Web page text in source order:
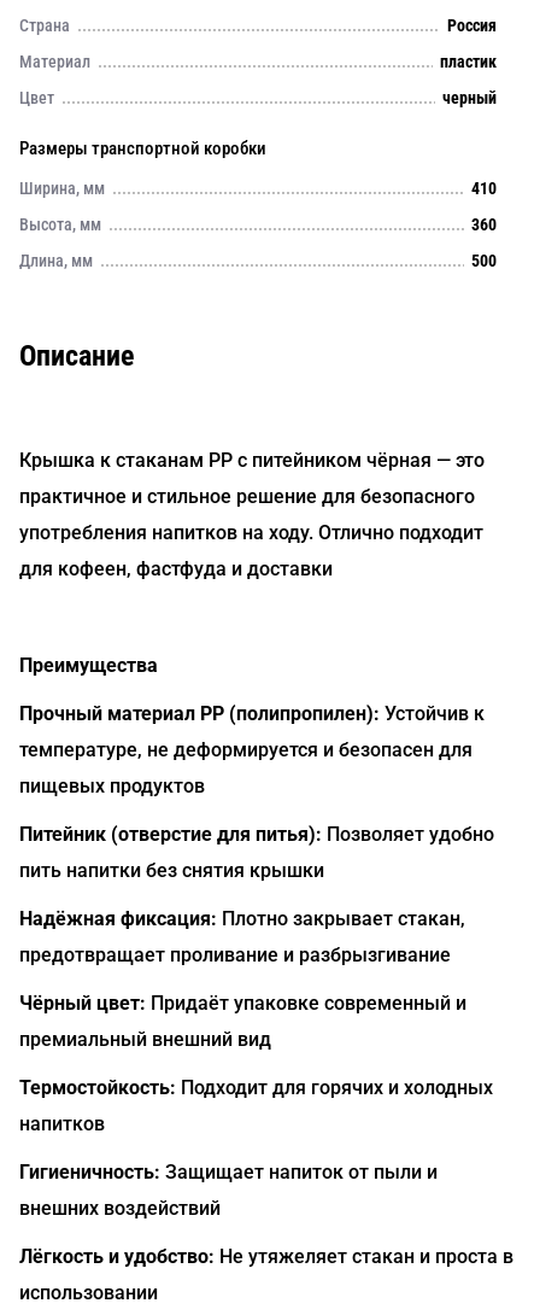
Страна
Россия
Материал
пластик
Цвет
черный
Размеры транспортной коробки
Ширина, мм
410
Высота, мм
360
Длина, мм
500
Описание
Крышка к стаканам PP с питейником чёрная — это
практичное и стильное решение для безопасного
употребления напитков на ходу. Отлично подходит
для кофеен, фастфуда и доставки
Преимущества
Прочный материал PP (полипропилен): Устойчив к
температуре, не деформируется и безопасен для
пищевых продуктов
Питейник (отверстие для питья): Позволяет удобно
пить напитки без снятия крышки
Надёжная фиксация: Плотно закрывает стакан,
предотвращает проливание и разбрызгивание
Чёрный цвет: Придаёт упаковке современный и
премиальный внешний вид
Термостойкость: Подходит для горячих и холодных
напитков
Гигиеничность: Защищает напиток от пыли и
внешних воздействий
Лёгкость и удобство: Не утяжеляет стакан и проста в
использовании